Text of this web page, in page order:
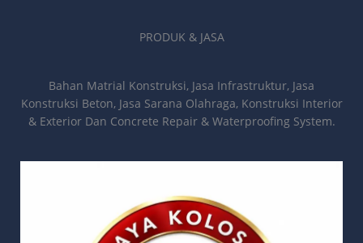
PRODUK & JASA
Bahan Matrial Konstruksi, Jasa Infrastruktur, Jasa
Konstruksi Beton, Jasa Sarana Olahraga, Konstruksi Interior
& Exterior Dan Concrete Repair & Waterproofing System.